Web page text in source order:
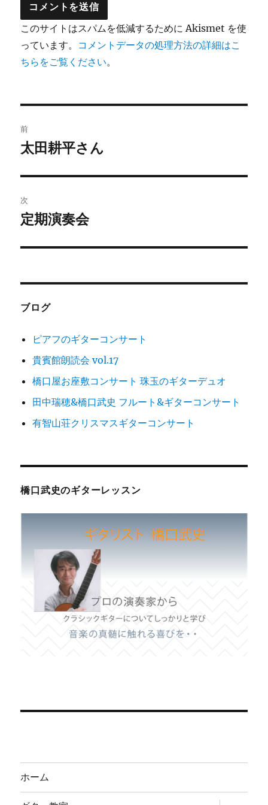
このサイトはスパムを低減するために Akismet を使
っています。 コメントデータの処理方法の詳細はこ
ちらをご覧ください。
稿
ビ
ゲ
ー
前
前
投
稿:
太田耕平さん
次
次
投
定期演奏会
ブログ
ピアフのギターコンサート
貴賓館朗読会 vol.17
橋口屋お座敷コンサート 珠玉のギターデュオ
田中瑞穂&橋口武史 フルート&ギターコンサート
有智山荘クリスマスギターコンサート
橋口武史のギターレッスン
ホーム